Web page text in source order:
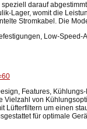
speziell darauf
Lager, womit die
Stromkabel. Die
Low-Speed-
Features,
Vielzahl von
Lüfterfiltern um einen
für optimale